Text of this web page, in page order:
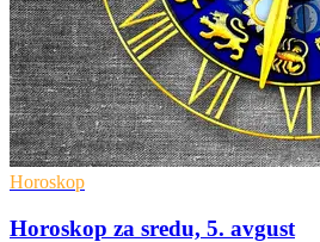
Horoskop
Horoskop za sredu, 5. avgust